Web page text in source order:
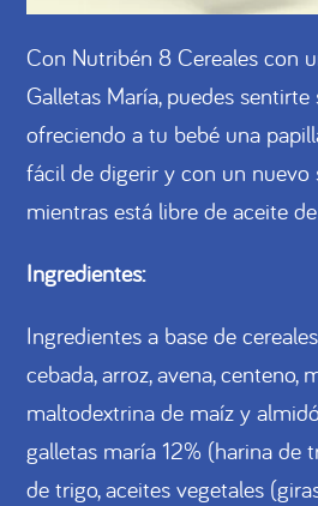
Con Nutribén 8 Cereales con
Galletas María, puedes
ofreciendo a tu bebé una
fácil de digerir y con un nuevo
mientras está libre de aceite
Ingredientes:
Ingredientes a base de
cebada, arroz, avena, centeno,
maltodextrina de maíz y
galletas maría 12% (harina de
de trigo, aceites vegetales